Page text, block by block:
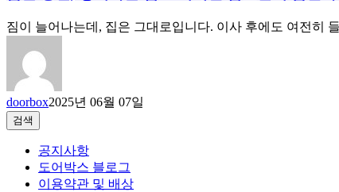
짐이 늘어나는데, 집은 그대로입니다. 이사 후에도 여전히
doorbox2025년 06월 07일
검
색
검색
공지사항
도어박스 블로그
이용약관 및 배상